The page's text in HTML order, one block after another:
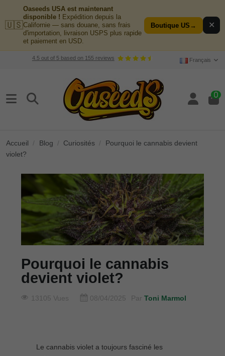
🇺🇸
Oaseeds USA est maintenant
disponible ! Expédition depuis la
Californie — sans douane, sans frais
d'importation, livraison USPS plus rapide
et paiement en USD.
Boutique US → ✕
4.5out of 5based on 155reviews Français
0
Accueil Blog Curiosités
Pourquoi le cannabis devient
violet?
Pourquoi le cannabis
devient violet?
13105 Vues 08/04/2025 Par Toni Marmol
Le cannabis violet a toujours fasciné les